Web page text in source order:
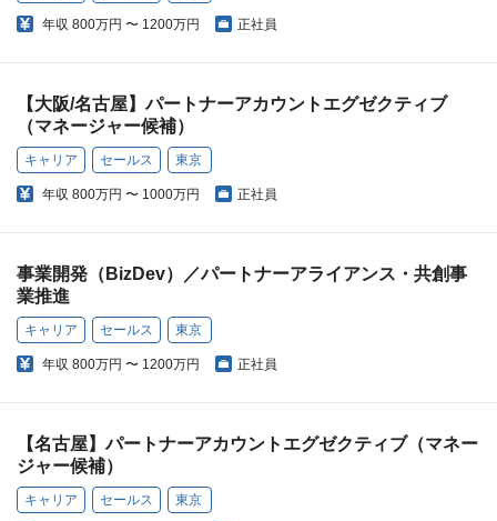
年収 800万円 〜 1200万円 正社員
【大阪/名古屋】パートナーアカウントエグゼクティブ
（マネージャー候補）
キャリア セールス 東京
年収 800万円 〜 1000万円 正社員
事業開発（BizDev）／パートナーアライアンス・共創事
業推進
キャリア セールス 東京
年収 800万円 〜 1200万円 正社員
【名古屋】パートナーアカウントエグゼクティブ（マネー
ジャー候補）
キャリア セールス 東京